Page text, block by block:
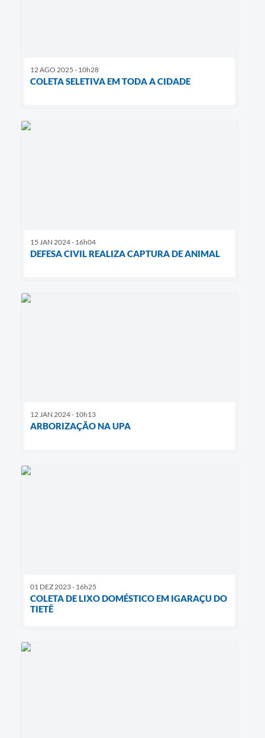
12 AGO 2025 - 10h28
COLETA SELETIVA EM TODA A CIDADE
15 JAN 2024 - 16h04
DEFESA CIVIL REALIZA CAPTURA DE ANIMAL
12 JAN 2024 - 10h13
ARBORIZAÇÃO NA UPA
01 DEZ 2023 - 16h25
COLETA DE LIXO DOMÉSTICO EM IGARAÇU DO
TIETÊ